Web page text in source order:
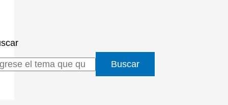
Buscar